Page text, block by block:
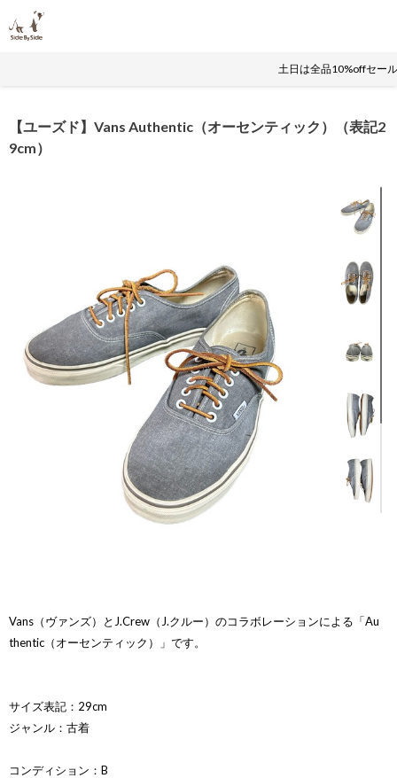
土日は全品10%offセー
【ユーズド】Vans Authentic（オーセンティック）（表記2
9cm）
Vans（ヴァンズ）とJ.Crew（J.クルー）のコラボレーションによる「Au
thentic（オーセンティック）」です。
サイズ表記：29cm
ジャンル：古着
コンディション：B